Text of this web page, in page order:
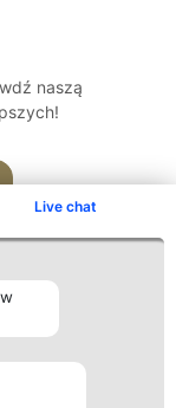
Live chat
naszą